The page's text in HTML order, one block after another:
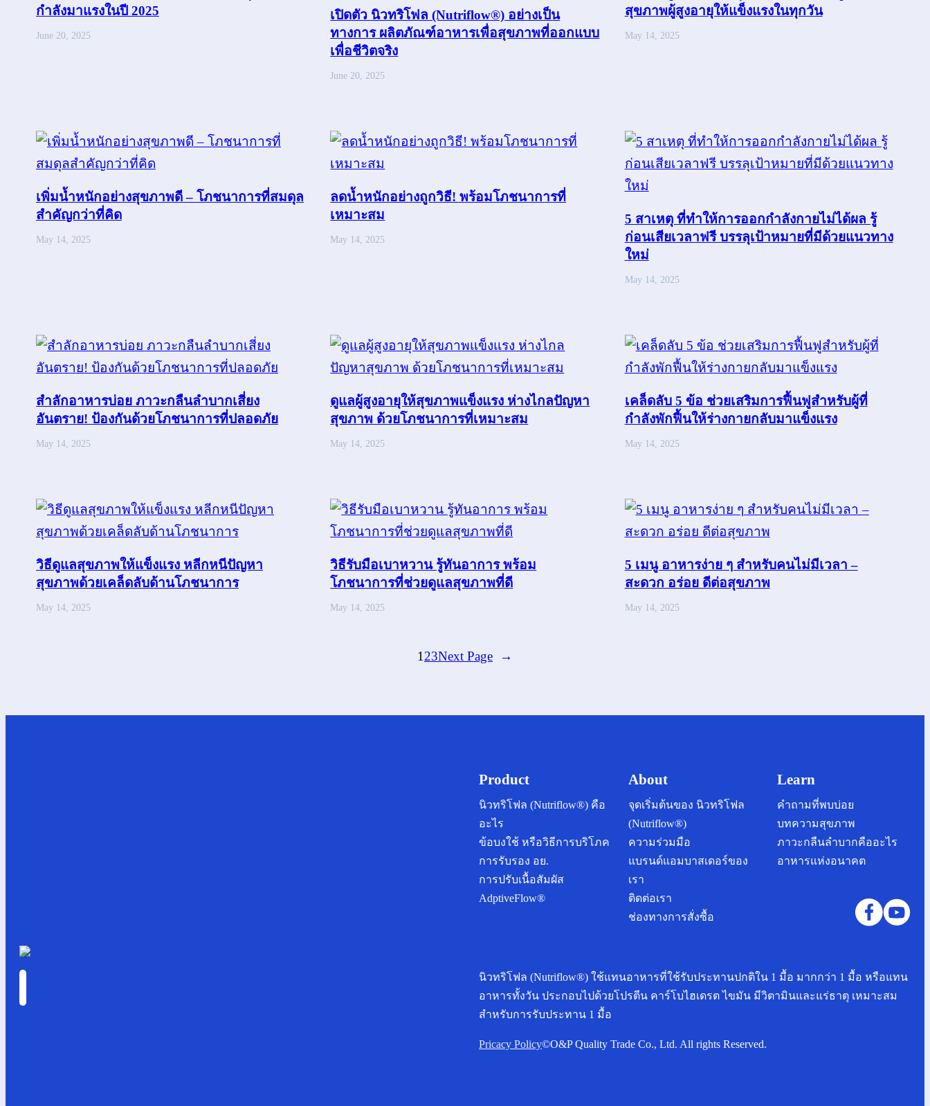
กำลังมาแรงในปี 2025
June 20, 2025
เปิดตัว นิวทริโฟล (Nutriflow®) อย่างเป็น
ทางการ ผลิตภัณฑ์อาหารเพื่อสุขภาพที่ออกแบบ
เพื่อชีวิตจริง
June 20, 2025
สุขภาพผู้สูงอายุให้แข็งแรงในทุกวัน
May 14, 2025
เพิ่มน้ำหนักอย่างสุขภาพดี – โภชนาการที่สมดุล
สำคัญกว่าที่คิด
May 14, 2025
ลดน้ำหนักอย่างถูกวิธี! พร้อมโภชนาการที่
เหมาะสม
May 14, 2025
5 สาเหตุ ที่ทำให้การออกกำลังกายไม่ได้ผล รู้
ก่อนเสียเวลาฟรี บรรลุเป้าหมายที่มีด้วยแนวทาง
ใหม่
May 14, 2025
สำลักอาหารบ่อย ภาวะกลืนลำบากเสี่ยง
อันตราย! ป้องกันด้วยโภชนาการที่ปลอดภัย
May 14, 2025
ดูแลผู้สูงอายุให้สุขภาพแข็งแรง ห่างไกลปัญหา
สุขภาพ ด้วยโภชนาการที่เหมาะสม
May 14, 2025
เคล็ดลับ 5 ข้อ ช่วยเสริมการฟื้นฟูสำหรับผู้ที่
กำลังพักฟื้นให้ร่างกายกลับมาแข็งแรง
May 14, 2025
วิธีดูแลสุขภาพให้แข็งแรง หลีกหนีปัญหา
สุขภาพด้วยเคล็ดลับด้านโภชนาการ
May 14, 2025
วิธีรับมือเบาหวาน รู้ทันอาการ พร้อม
โภชนาการที่ช่วยดูแลสุขภาพที่ดี
May 14, 2025
5 เมนู อาหารง่าย ๆ สำหรับคนไม่มีเวลา –
สะดวก อร่อย ดีต่อสุขภาพ
May 14, 2025
1 23Next Page →
Product
นิวทริโฟล (Nutriflow®) คือ
อะไร
ข้อบงใช้ หรือวิธีการบริโภค
การรับรอง อย.
การปรับเนื้อสัมผัส
AdptiveFlow®
About
จุดเริ่มต้นของ นิวทริโฟล
(Nutriflow®)
ความร่วมมือ
แบรนด์แอมบาสเดอร์ของ
เรา
ติดต่อเรา
ช่องทางการสั่งซื้อ
Learn
คำถามที่พบบ่อย
บทความสุขภาพ
ภาวะกลืนลำบากคืออะไร
อาหารแห่งอนาคต
นิวทริโฟล (Nutriflow®) ใช้แทนอาหารที่ใช้รับประทานปกติใน 1 มื้อ มากกว่า 1 มื้อ หรือแทน
อาหารทั้งวัน ประกอบไปด้วยโปรตีน คาร์โบไฮเดรต ไขมัน มีวิตามินและแร่ธาตุ เหมาะสม
สำหรับการรับประทาน 1 มื้อ
Pricacy Policy©O&P Quality Trade Co., Ltd. All rights Reserved.